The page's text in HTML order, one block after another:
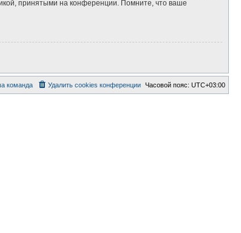
принятыми на конференции. Помните, что ваше
Часовой пояс: UTC+03:00
Удалить cookies конференции
команда